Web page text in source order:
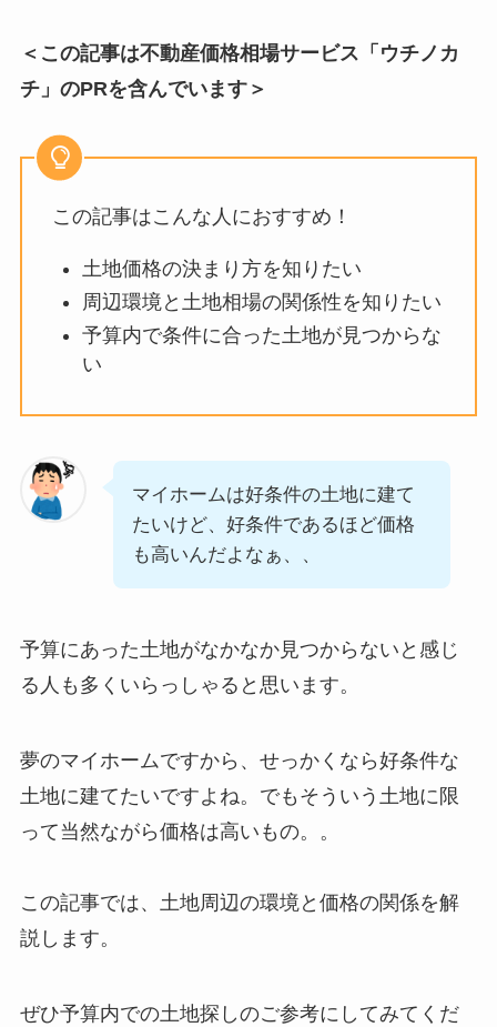
＜この記事は不動産価格相場サービス「ウチノカ
チ」のPRを含んでいます＞
この記事はこんな人におすすめ！
土地価格の決まり方を知りたい
周辺環境と土地相場の関係性を知りたい
予算内で条件に合った土地が見つからな
い
マイホームは好条件の土地に建て
たいけど、好条件であるほど価格
も高いんだよなぁ、、
予算にあった土地がなかなか見つからないと感じ
る人も多くいらっしゃると思います。
夢のマイホームですから、せっかくなら好条件な
土地に建てたいですよね。でもそういう土地に限
って当然ながら価格は高いもの。。
この記事では、土地周辺の環境と価格の関係を解
説します。
ぜひ予算内での土地探しのご参考にしてみてくだ